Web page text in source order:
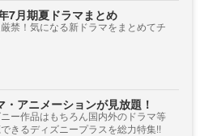
7月期夏ドラマまとめ
禁！気になる新ドラマをまとめてチ
・アニメーションが見放題！
ー作品はもちろん国内外のドラマ等
きるディズニープラスを総力特集!!